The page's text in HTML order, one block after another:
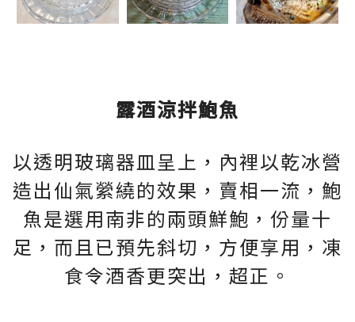
露酒涼拌鮑魚
以透明玻璃器皿呈上，內裡以乾冰營
造出仙氣縈繞的效果，賣相一流，鮑
魚是選用南非的兩頭鮮鮑，份量十
足，而且已預先斜切，方便享用，凍
食令酒香更突出，超正。